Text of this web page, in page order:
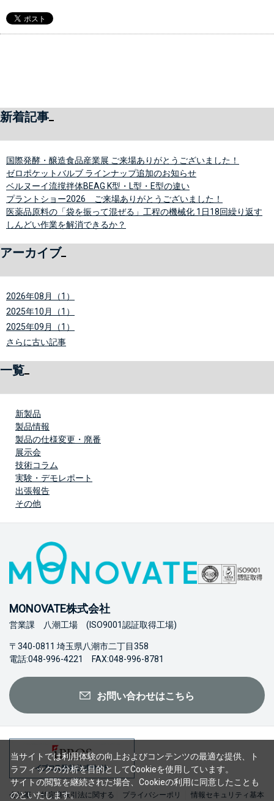
新着記事
国際発酵・醸造食品産業展 ご来場ありがとうございました！
ゼロポケットバルブ ラインナップ追加のお知らせ
ベルヌーイ流撹拌体BEAG K型・L型・E型の違い
プラントショー2026 ご来場ありがとうございました！
医薬品原料の「袋を振って混ぜる」工程の機械化 1日18回繰り返す
しんどい作業を解消できるか？
アーカイブ
2026年08月（1）
2025年10月（1）
2025年09月（1）
さらに古い記事
一覧
新製品
製品情報
製品の仕様変更・廃番
展示会
技術コラム
実験・デモレポート
出張報告
その他
MONOVATE株式会社
営業課 八潮工場 (ISO9001認証取得工場)
〒340-0811 埼玉県八潮市二丁目358
電話:048-996-4221 FAX:048-996-8781
お問い合わせはこちら
会社概 特定商取引法に関する プライバシーポリ 情報セキュリティ基本
当サイトでは利用体験の向上およびコンテンツの最適な提供、ト
ラフィックの分析を目的としてCookieを使用しています。
サイトの閲覧を継続された場合、Cookieの利用に同意したことも
のといたします。